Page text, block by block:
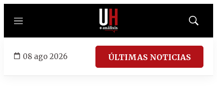
Menú
Mostrar
08 ago 2026 ÚLTIMAS NOTICIAS